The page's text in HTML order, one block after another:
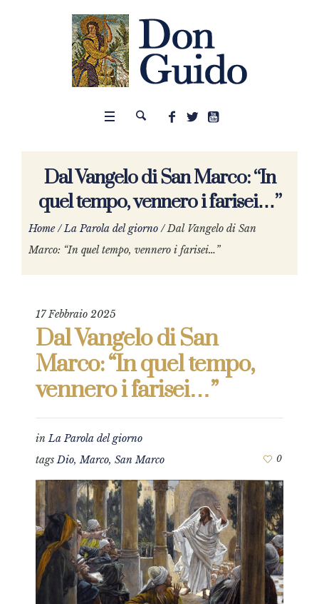
Dal Vangelo di San Marco: “In
quel tempo, vennero i farisei…”
Home /La Parola del giorno /Dal Vangelo di San
Marco: “In quel tempo, vennero i farisei…”
17 Febbraio 2025
Dal Vangelo di San
Marco: “In quel tempo,
vennero i farisei…”
inLa Parola del giorno
tagsDio,Marco, San Marco 0